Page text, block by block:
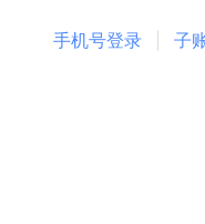
手机号登录 子